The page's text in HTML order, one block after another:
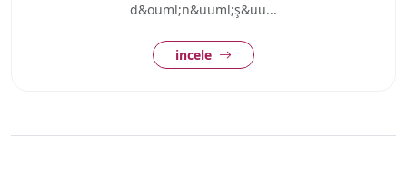
d&ouml;n&uuml;ş&uu...
incele